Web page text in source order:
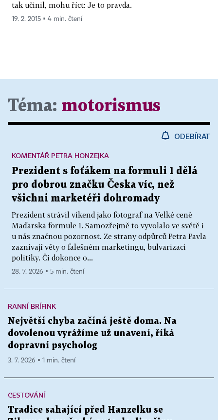
tak učinil, mohu říct: Je to pravda.
19. 2. 2015 ▪ 4 min. čtení
Téma: motorismus
ODEBÍRAT
Prezident s foťákem na formuli 1 dělá
pro dobrou značku Česka víc, než
všichni marketéři dohromady
Prezident strávil víkend jako fotograf na Velké ceně
Maďarska formule 1. Samozřejmě to vyvolalo ve světě i
u nás značnou pozornost. Ze strany odpůrců Petra Pavla
zaznívají věty o falešném marketingu, bulvarizaci
politiky. Či dokonce o...
KOMENTÁŘ PETRA HONZEJKA
28. 7. 2026 ▪ 5 min. čtení
RANNÍ BRÍFINK
Největší chyba začíná ještě doma. Na
dovolenou vyrážíme už unavení, říká
dopravní psycholog
3. 7. 2026 ▪ 1 min. čtení
CESTOVÁNÍ
Tradice sahající před Hanzelku se